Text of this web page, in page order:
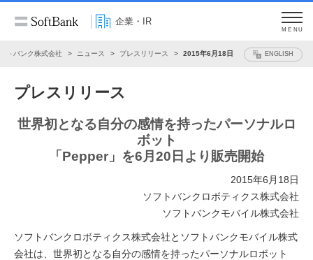
企業・IR
MENU
トバンク株式会社 ニュース プレスリリース 2015年6月18日 ENGLISH
プレスリリース
世界初となる自分の感情を持ったパーソナルロ
ボット
「Pepper」を6月20日より販売開始
2015年6月18日
ソフトバンクロボティクス株式会社
ソフトバンクモバイル株式会社
ソフトバンクロボティクス株式会社とソフトバンクモバイル株式
会社は、世界初となる自分の感情を持ったパーソナルロボット